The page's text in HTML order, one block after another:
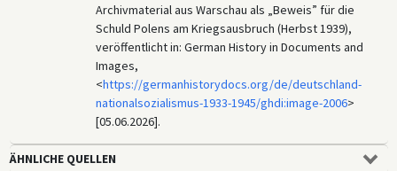
Archivmaterial aus Warschau als „Beweis” für die
Schuld Polens am Kriegsausbruch (Herbst 1939),
veröffentlicht in: German History in Documents and
Images,
<https://germanhistorydocs.org/de/deutschland-
nationalsozialismus-1933-1945/ghdi:image-2006>
[05.06.2026].
ÄHNLICHE QUELLEN